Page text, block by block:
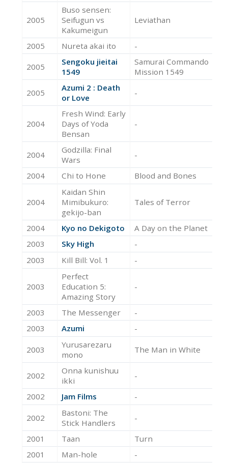
2005
Buso sensen:
Seifugun vs
Kakumeigun
Leviathan
2005 Nureta akai ito -
2005
Sengoku jieitai
1549
Samurai Commando
Mission 1549
2005
Azumi 2 : Death
or Love
-
2004
Fresh Wind: Early
Days of Yoda
Bensan
-
2004
Godzilla: Final
Wars
-
2004 Chi to Hone Blood and Bones
2004
Kaidan Shin
Mimibukuro:
gekijo-ban
Tales of Terror
2004 Kyo no Dekigoto A Day on the Planet
2003
Sky High -
2003
Kill Bill: Vol. 1 -
2003
Perfect
Education 5:
Amazing Story
-
2003 The Messenger -
2003
Azumi -
2003
Yurusarezaru
mono
The Man in White
2002
Onna kunishuu
ikki
-
2002 Jam Films -
2002
Bastoni: The
Stick Handlers
-
2001 Taan Turn
2001
Man-hole -